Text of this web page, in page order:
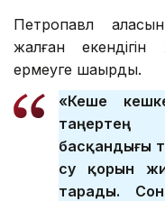
Петропавл
жалған
ермеуге шақырды.
«Кеше
таңертең
басқандығы
су қорын
тарады.